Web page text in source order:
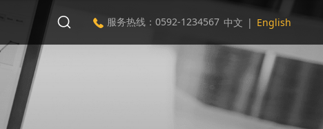
中文 | English
服务热线：0592-1234567